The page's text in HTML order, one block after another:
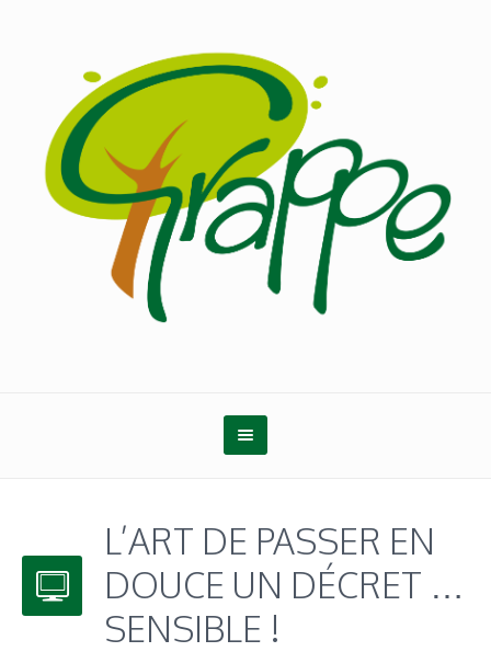
L’ART DE PASSER EN
DOUCE UN DÉCRET …
SENSIBLE !